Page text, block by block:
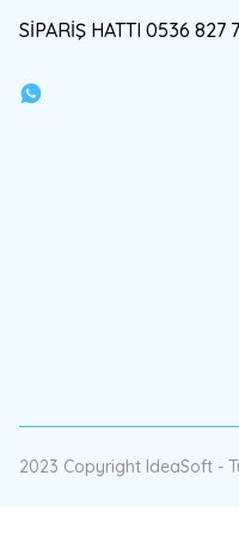
SİPARİŞ HATTI 0536 827
2023 Copyright IdeaSoft -